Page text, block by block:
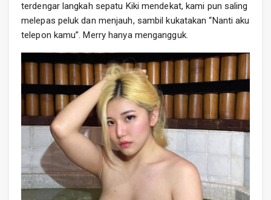
terdengar langkah sepatu Kiki mendekat, kami pun saling
melepas peluk dan menjauh, sambil kukatakan “Nanti aku
telepon kamu”. Merry hanya mengangguk.